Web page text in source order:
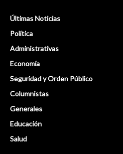
Últimas Noticias
Política
Administrativas
Economía
Seguridad y Orden Público
Columnistas
Generales
Educación
Salud